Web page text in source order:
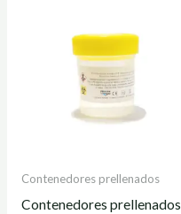
Contenedores prellenados
Contenedores prellenados